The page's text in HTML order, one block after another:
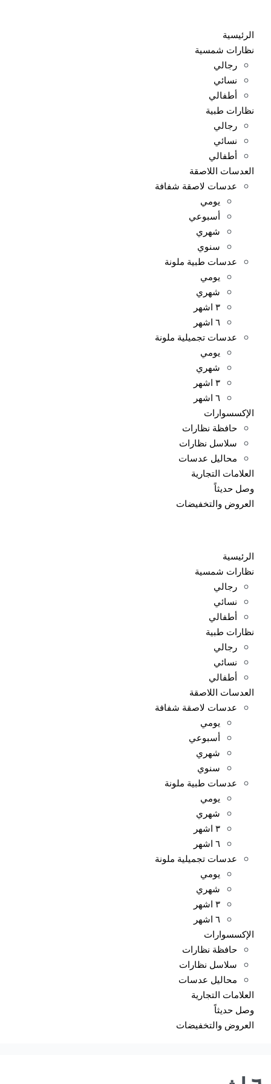
contentالرئيسية
نظارات شمسية
رجالي
نسائي
أطفالي
نظارات طبية
رجالي
نسائي
أطفالي
العدسات اللاصقة
عدسات لاصقة شفافة
يومي
أسبوعي
شهري
سنوي
عدسات طبية ملونة
يومي
شهري
٣ اشهر
٦ اشهر
عدسات تجميلية ملونة
يومي
شهري
٣ اشهر
٦ اشهر
الإكسسوارات
حافظة نظارات
سلاسل نظارات
محاليل عدسات
العلامات التجارية
وصل حديثاً
العروض والتخفيضات
الرئيسية
نظارات شمسية
رجالي
نسائي
أطفالي
نظارات طبية
رجالي
نسائي
أطفالي
العدسات اللاصقة
عدسات لاصقة شفافة
يومي
أسبوعي
شهري
سنوي
عدسات طبية ملونة
يومي
شهري
٣ اشهر
٦ اشهر
عدسات تجميلية ملونة
يومي
شهري
٣ اشهر
٦ اشهر
الإكسسوارات
حافظة نظارات
سلاسل نظارات
محاليل عدسات
العلامات التجارية
وصل حديثاً
العروض والتخفيضات